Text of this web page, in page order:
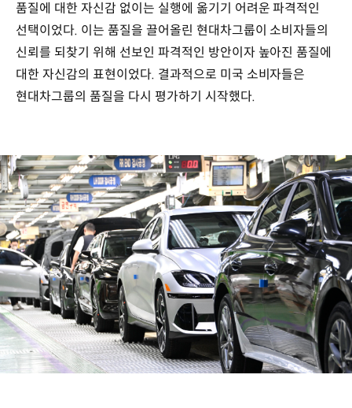
품질에 대한 자신감 없이는 실행에 옮기기 어려운 파격적인
선택이었다. 이는 품질을 끌어올린 현대차그룹이 소비자들의
신뢰를 되찾기 위해 선보인 파격적인 방안이자 높아진 품질에
대한 자신감의 표현이었다. 결과적으로 미국 소비자들은
현대차그룹의 품질을 다시 평가하기 시작했다.